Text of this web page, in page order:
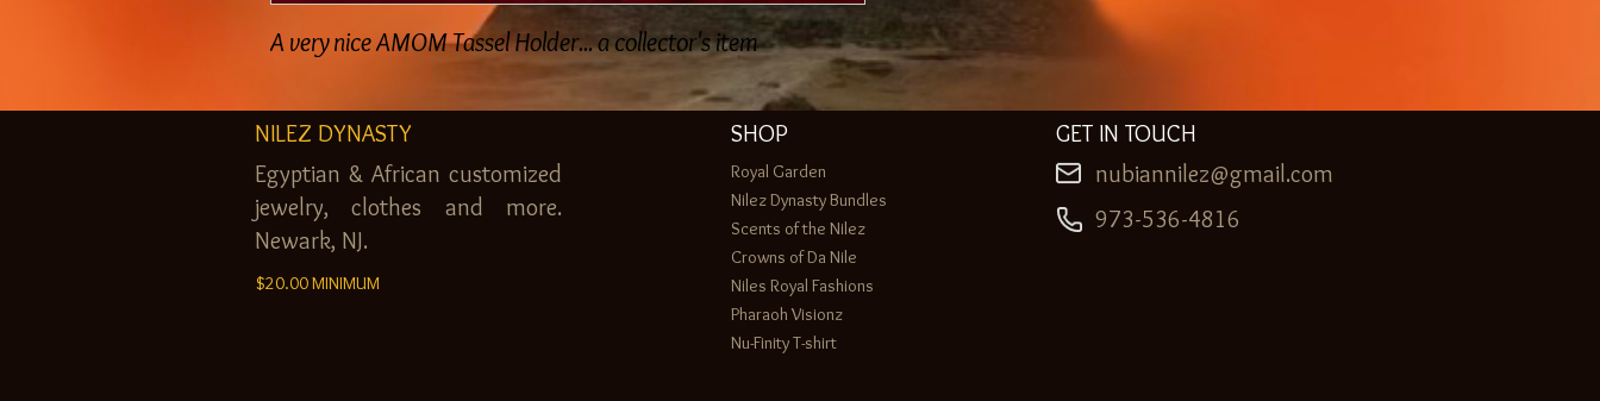
A very nice AMOM Tassel Holder... a collector's item
NILEZ DYNASTY
Egyptian & African customized
jewelry, clothes and more.
Newark, NJ.
$20.00 MINIMUM
SHOP
Royal Garden
Nilez Dynasty Bundles
Scents of the Nilez
Crowns of Da Nile
Niles Royal Fashions
Pharaoh Visionz
Nu-Finity T-shirt
GET IN TOUCH
nubiannilez@gmail.com
973-536-4816